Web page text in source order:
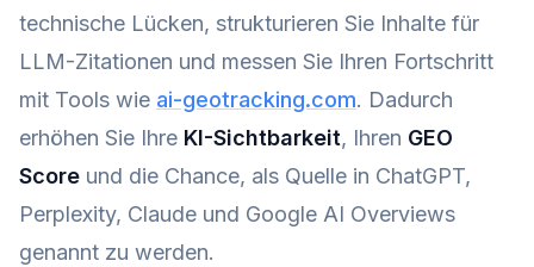
technische Lücken, strukturieren Sie Inhalte für
LLM-Zitationen und messen Sie Ihren Fortschritt
mit Tools wie ai-geotracking.com. Dadurch
erhöhen Sie Ihre KI-Sichtbarkeit, Ihren GEO
Score und die Chance, als Quelle in ChatGPT,
Perplexity, Claude und Google AI Overviews
genannt zu werden.